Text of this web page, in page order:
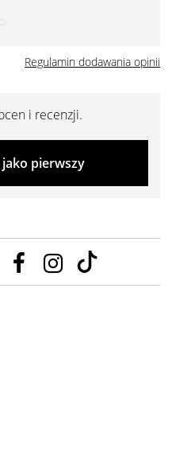
Regulamin dodawania opinii
i recenzji.
pierwszy